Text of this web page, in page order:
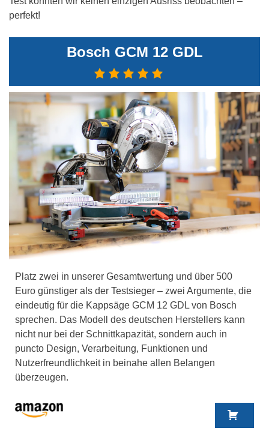
perfekt!
Bosch GCM 12 GDL
Platz zwei in unserer Gesamtwertung und über 500
Euro günstiger als der Testsieger – zwei Argumente, die
eindeutig für die Kappsäge GCM 12 GDL von Bosch
sprechen. Das Modell des deutschen Herstellers kann
nicht nur bei der Schnittkapazität, sondern auch in
puncto Design, Verarbeitung, Funktionen und
Nutzerfreundlichkeit in beinahe allen Belangen
überzeugen.